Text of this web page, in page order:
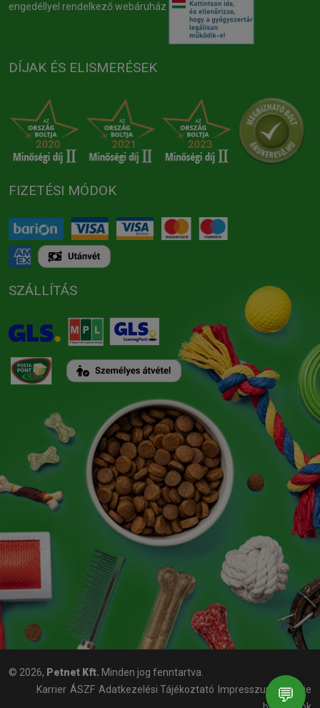
engedéllyel rendelkező webáruház
DÍJAK ÉS ELISMERÉSEK
FIZETÉSI MÓDOK
SZÁLLÍTÁS
© 2026, Petnet Kft. Minden jog fenntartva.
Karrier ÁSZF Adatkezelési Tájékoztató Impresszum
Cookie
💬